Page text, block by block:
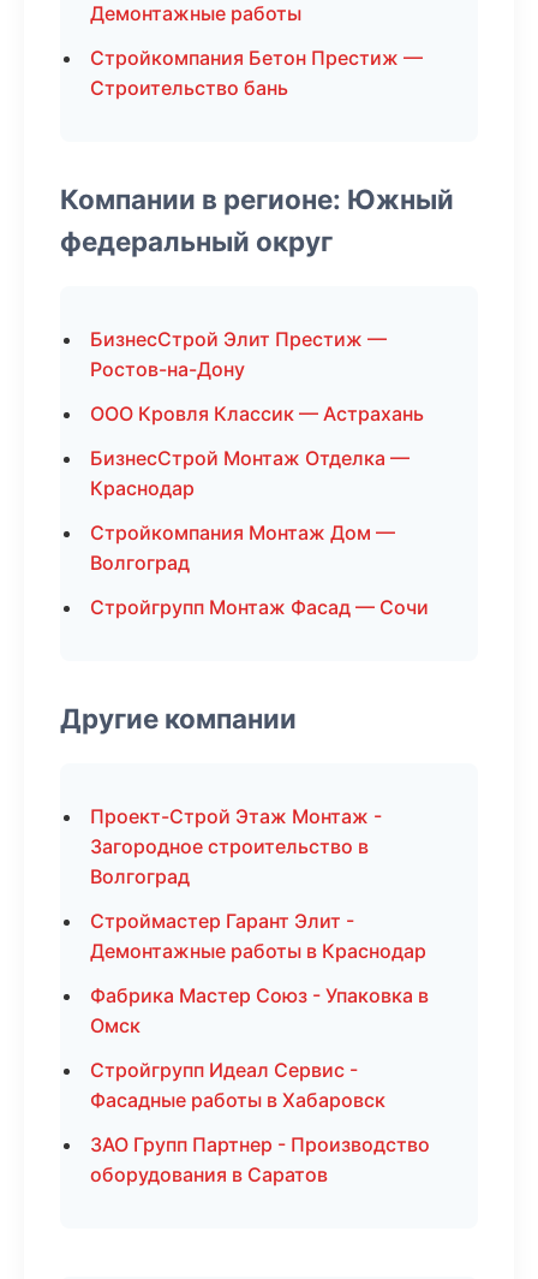
Демонтажные работы
Стройкомпания Бетон Престиж —
Строительство бань
Компании в регионе: Южный
федеральный округ
БизнесСтрой Элит Престиж —
Ростов-на-Дону
ООО Кровля Классик — Астрахань
БизнесСтрой Монтаж Отделка —
Краснодар
Стройкомпания Монтаж Дом —
Волгоград
Стройгрупп Монтаж Фасад — Сочи
Другие компании
Проект-Строй Этаж Монтаж -
Загородное строительство в
Волгоград
Строймастер Гарант Элит -
Демонтажные работы в Краснодар
Фабрика Мастер Союз - Упаковка в
Омск
Стройгрупп Идеал Сервис -
Фасадные работы в Хабаровск
ЗАО Групп Партнер - Производство
оборудования в Саратов